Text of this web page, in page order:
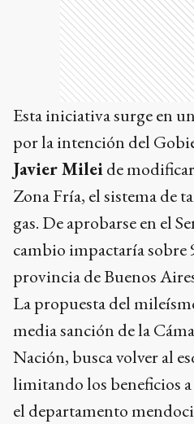
Esta iniciativa surge en
por la intención del
Javier Mileide
Zona Fría, el sistema de
gas. De aprobarse en el
cambio impactaría
provincia de Buenos
La propuesta del
media sanción de la
Nación, busca volver al
limitando los beneficios a
el departamento